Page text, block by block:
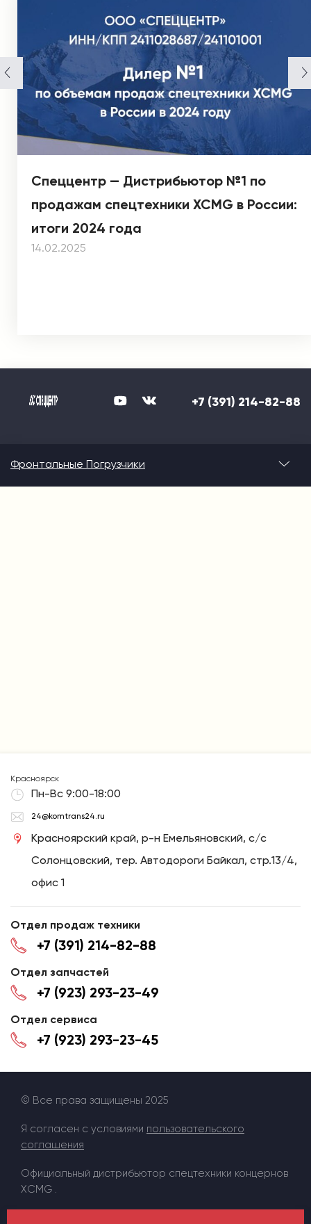
Спеццентр — Дистрибьютор №1 по
продажам спецтехники XCMG в России:
итоги 2024 года
14.02.2025
+7 (391) 214-82-88
Фронтальные Погрузчики
Красноярск
Пн-Вс 9:00-18:00
24@komtrans24.ru
Красноярский край, р-н Емельяновский, с/с
Солонцовский, тер. Автодороги Байкал, стр.13/4,
офис 1
Отдел продаж техники
+7 (391) 214-82-88
Отдел запчастей
+7 (923) 293-23-49
Отдел сервиса
+7 (923) 293-23-45
© Все права защищены 2025
Я согласен с условиями пользовательского
соглашения
Официальный дистрибьютор спецтехники концернов
XCMG .